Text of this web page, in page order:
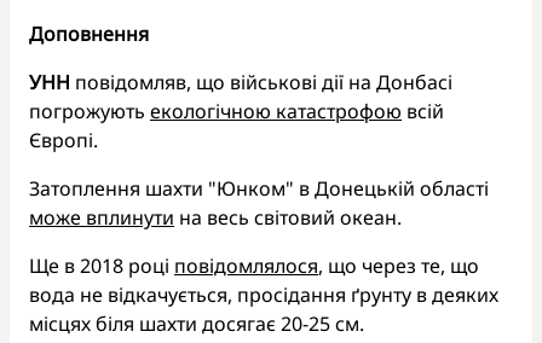
Доповнення
УНН повідомляв, що військові дії на Донбасі
погрожують екологічною катастрофою всій
Європі.
Затоплення шахти "Юнком" в Донецькій області
може вплинути на весь світовий океан.
Ще в 2018 році повідомлялося, що через те, що
вода не відкачується, просідання ґрунту в деяких
місцях біля шахти досягає 20-25 см.